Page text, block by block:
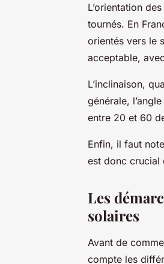
L’orientation
tournés. En
orientés vers le
acceptable,
L’inclinaison,
générale,
entre 20 et 60
Enfin, il faut
est donc crucial
Les
solaires
Avant de
compte les